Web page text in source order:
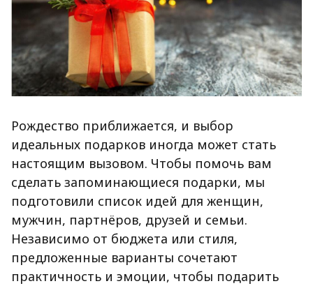
Рождество приближается, и выбор
идеальных подарков иногда может стать
настоящим вызовом. Чтобы помочь вам
сделать запоминающиеся подарки, мы
подготовили список идей для женщин,
мужчин, партнёров, друзей и семьи.
Независимо от бюджета или стиля,
предложенные варианты сочетают
практичность и эмоции, чтобы подарить